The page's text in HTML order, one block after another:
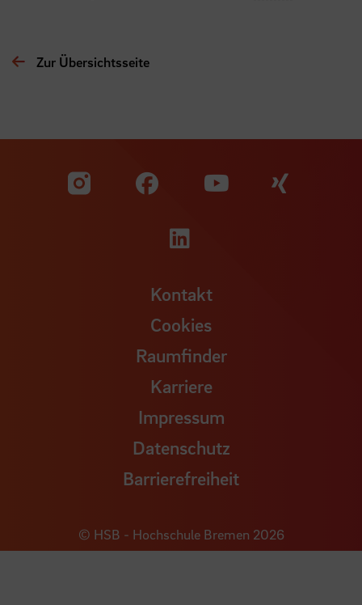
Zur Übersichtsseite
Zu unserer Facebook
Zu
Zu unserer
Kontakt
Cookies
Raumfinder
Karriere
Impressum
Datenschutz
Barrierefreiheit
© HSB - Hochschule Bremen 2026